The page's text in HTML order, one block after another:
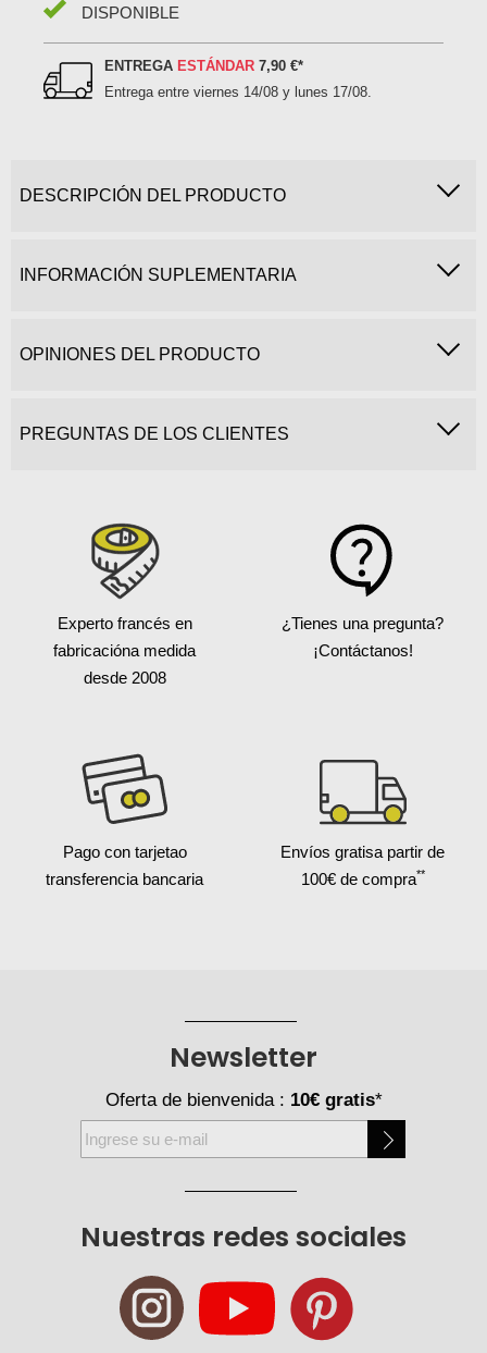
DISPONIBLE
ENTREGA ESTÁNDAR 7,90 €*
Entrega entreviernes 14/08 y lunes 17/08.
DESCRIPCIÓN DEL PRODUCTO
INFORMACIÓN SUPLEMENTARIA
OPINIONES DEL PRODUCTO
PREGUNTAS DE LOS CLIENTES
Experto francés en
fabricacióna medida
desde 2008
¿Tienes una pregunta?
¡Contáctanos!
Pago con tarjetao
transferencia bancaria
Envíos gratisa partir de
100€ de compra**
Nuestras redes sociales
Newsletter
Oferta de bienvenida : 10€ gratis*
Inscríbase
a
de